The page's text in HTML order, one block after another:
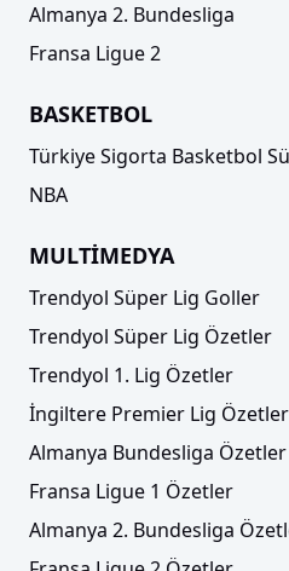
Almanya 2. Bundesliga
Fransa Ligue 2
BASKETBOL
Türkiye Sigorta Basketbol
NBA
MULTİMEDYA
Trendyol Süper Lig Goller
Trendyol Süper Lig Özetler
Trendyol 1. Lig Özetler
İngiltere Premier Lig Özetler
Almanya Bundesliga Özetler
Fransa Ligue 1 Özetler
Almanya 2. Bundesliga